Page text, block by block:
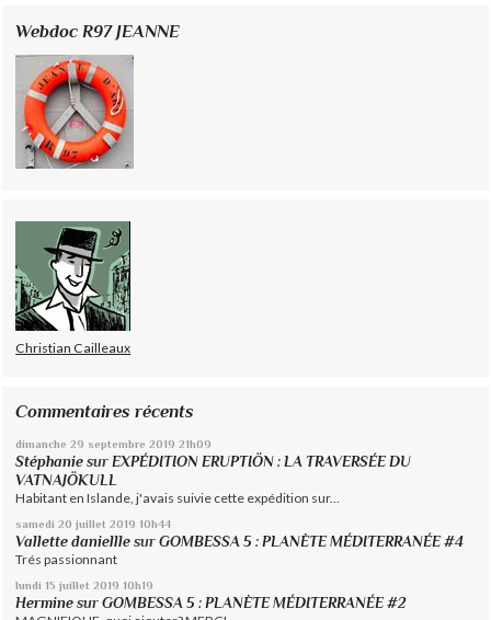
Webdoc R97 JEANNE
Christian Cailleaux
Commentaires récents
dimanche 29 septembre 2019 21h09
Stéphanie surEXPÉDITION ERUPTIÖN : LA TRAVERSÉE DU
VATNAJÖKULL
Habitant en Islande, j'avais suivie cette expédition sur...
samedi 20 juillet 2019 10h44
Vallette daniellle surGOMBESSA 5 : PLANÈTE MÉDITERRANÉE #4
Trés passionnant
lundi 15 juillet 2019 10h19
Hermine surGOMBESSA 5 : PLANÈTE MÉDITERRANÉE #2